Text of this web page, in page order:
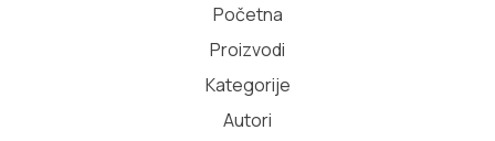
Početna
Proizvodi
Kategorije
Autori